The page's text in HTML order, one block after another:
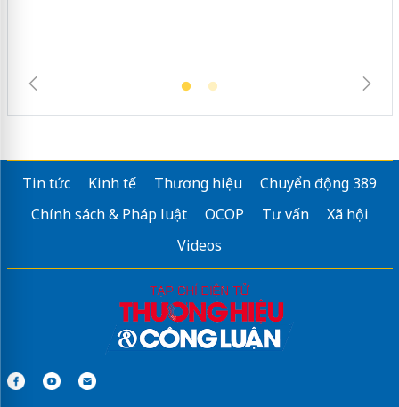
Tin tức Kinh tế Thương hiệu
Chuyển động 389
Chính sách & Pháp luật
OCOP Tư vấn
Xã hội
Videos